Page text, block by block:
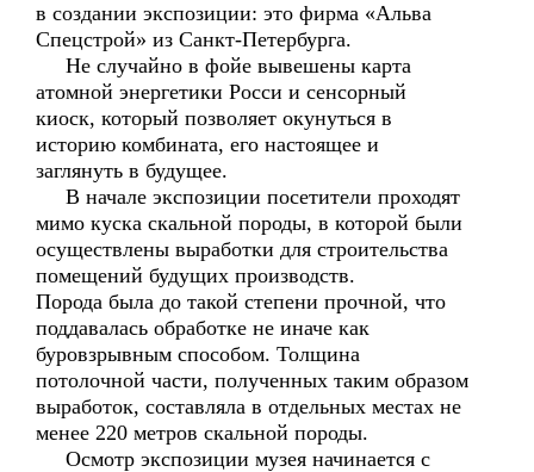
в создании экспозиции: это фирма «Альва
Спецстрой» из Санкт-Петербурга.
Не случайно в фойе вывешены карта
атомной энергетики Росси и сенсорный
киоск, который позволяет окунуться в
историю комбината, его настоящее и
заглянуть в будущее.
В начале экспозиции посетители проходят
мимо куска скальной породы, в которой были
осуществлены выработки для строительства
помещений будущих производств.
Порода была до такой степени прочной, что
поддавалась обработке не иначе как
буровзрывным способом. Толщина
потолочной части, полученных таким образом
выработок, составляла в отдельных местах не
менее 220 метров скальной породы.
Осмотр экспозиции музея начинается с